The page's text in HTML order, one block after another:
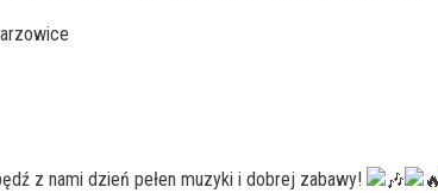
z nami dzień pełen muzyki i dobrej zabawy!